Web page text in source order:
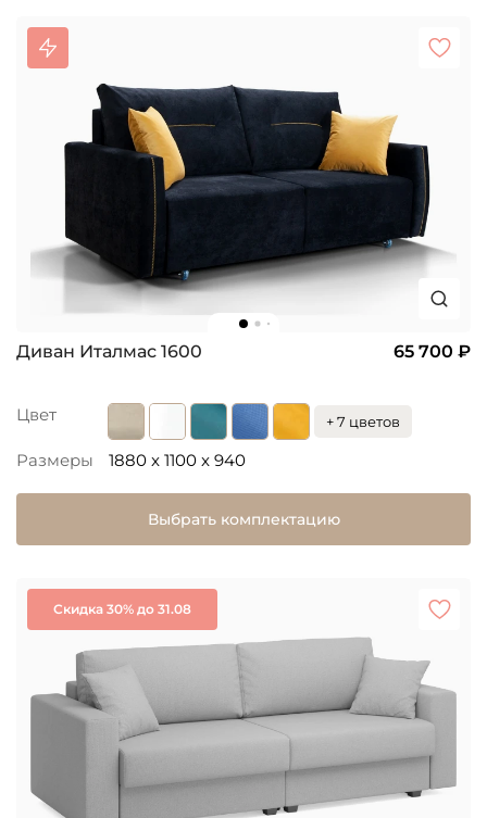
Диван Италмас 1600 65 700 ₽
Цвет + 7 цветов
Размеры 1880 x 1100 x 940
Выбрать комплектацию
Скидка 30% до 31.08